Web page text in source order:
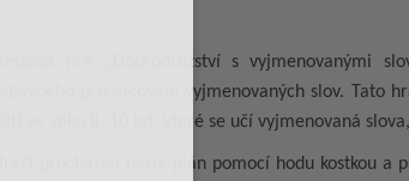
Desková hra „Dobrodružství s vyjmenovanými
zábavného procvičování vyjmenovaných slov.
děti ve věku 8–10 let, které se učí vyjmenovaná
Hráči procházejí herní plán pomocí hodu kostkou a